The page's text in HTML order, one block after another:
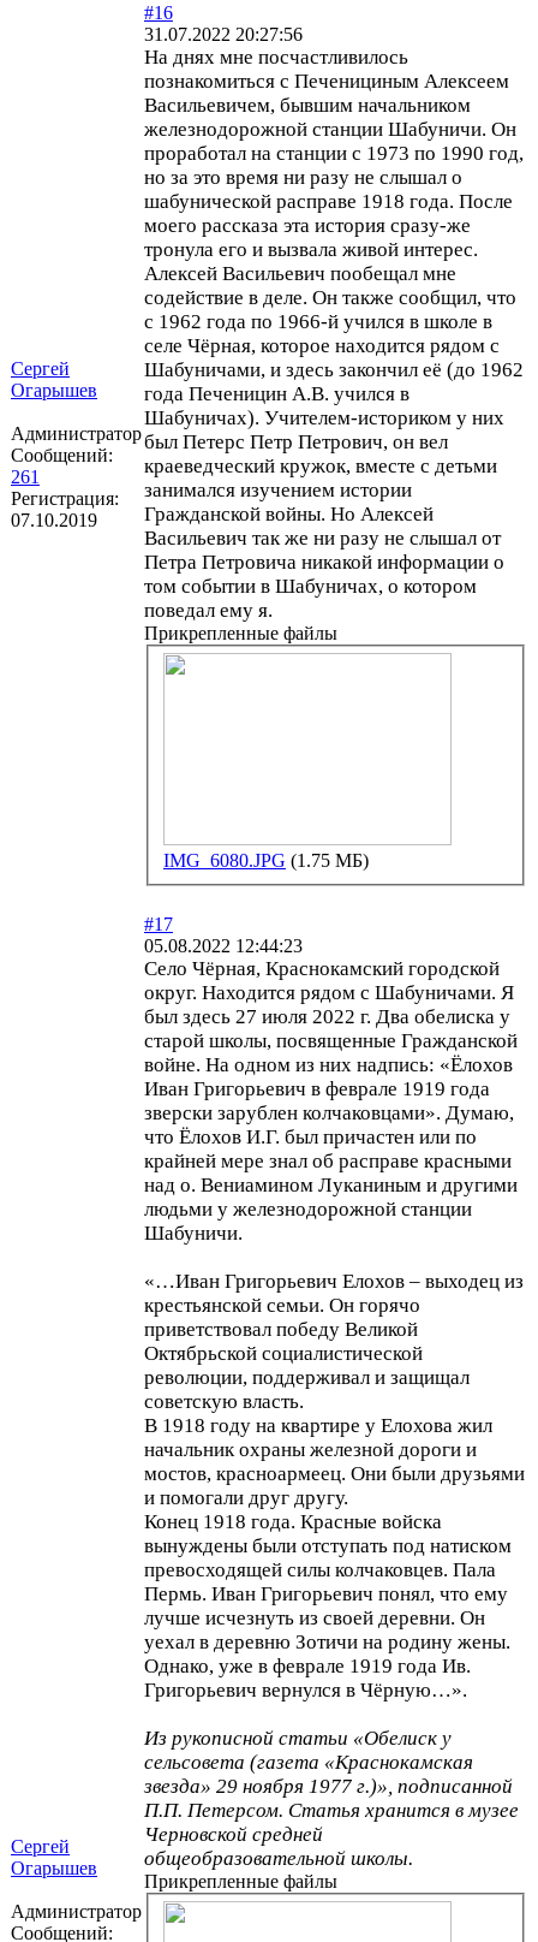
Сергей
Огарышев
Администратор
Сообщений:
261
Регистрация:
07.10.2019
#16
31.07.2022 20:27:56
На днях мне посчастливилось
познакомиться с Печенициным Алексеем
Васильевичем, бывшим начальником
железнодорожной станции Шабуничи. Он
проработал на станции с 1973 по 1990 год,
но за это время ни разу не слышал о
шабунической расправе 1918 года. После
моего рассказа эта история сразу-же
тронула его и вызвала живой интерес.
Алексей Васильевич пообещал мне
содействие в деле. Он также сообщил, что
с 1962 года по 1966-й учился в школе в
селе Чёрная, которое находится рядом с
Шабуничами, и здесь закончил её (до 1962
года Печеницин А.В. учился в
Шабуничах). Учителем-историком у них
был Петерс Петр Петрович, он вел
краеведческий кружок, вместе с детьми
занимался изучением истории
Гражданской войны. Но Алексей
Васильевич так же ни разу не слышал от
Петра Петровича никакой информации о
том событии в Шабуничах, о котором
поведал ему я.
Прикрепленные файлы
IMG_6080.JPG (1.75 МБ)
Сергей
Огарышев
Администратор
Сообщений:
#17
05.08.2022 12:44:23
Село Чёрная, Краснокамский городской
округ. Находится рядом с Шабуничами. Я
был здесь 27 июля 2022 г. Два обелиска у
старой школы, посвященные Гражданской
войне. На одном из них надпись: «Ёлохов
Иван Григорьевич в феврале 1919 года
зверски зарублен колчаковцами». Думаю,
что Ёлохов И.Г. был причастен или по
крайней мере знал об расправе красными
над о. Вениамином Луканиным и другими
людьми у железнодорожной станции
Шабуничи.
«…Иван Григорьевич Елохов – выходец из
крестьянской семьи. Он горячо
приветствовал победу Великой
Октябрьской социалистической
революции, поддерживал и защищал
советскую власть.
В 1918 году на квартире у Елохова жил
начальник охраны железной дороги и
мостов, красноармеец. Они были друзьями
и помогали друг другу.
Конец 1918 года. Красные войска
вынуждены были отступать под натиском
превосходящей силы колчаковцев. Пала
Пермь. Иван Григорьевич понял, что ему
лучше исчезнуть из своей деревни. Он
уехал в деревню Зотичи на родину жены.
Однако, уже в феврале 1919 года Ив.
Григорьевич вернулся в Чёрную…».
Из рукописной статьи «Обелиск у
сельсовета (газета «Краснокамская
звезда» 29 ноября 1977 г.)», подписанной
П.П. Петерсом. Статья хранится в музее
Черновской средней
общеобразовательной школы.
Прикрепленные файлы